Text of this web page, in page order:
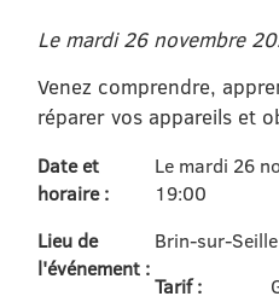
Le mardi 26 novembre
Venez comprendre,
réparer vos appareils et
Date et
horaire :
Le mardi 26
19:00
Lieu de
l'événement :
Brin-sur-
Tarif :